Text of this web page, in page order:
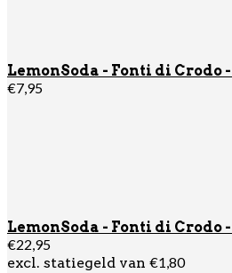
LemonSoda - Fonti di Crodo
€7,95
LemonSoda - Fonti di Crodo -
€22,95
excl. statiegeld van €1,80